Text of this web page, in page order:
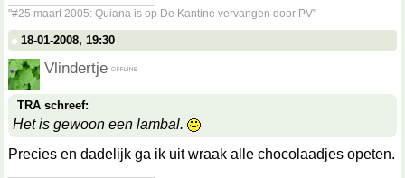
"#25 maart 2005: Quiana is op De Kantine vervangen door PV"
18-01-2008, 19:30
Vlindertje
TRA schreef:
Het is gewoon een lambal.
Precies en dadelijk ga ik uit wraak alle chocolaadjes opeten.